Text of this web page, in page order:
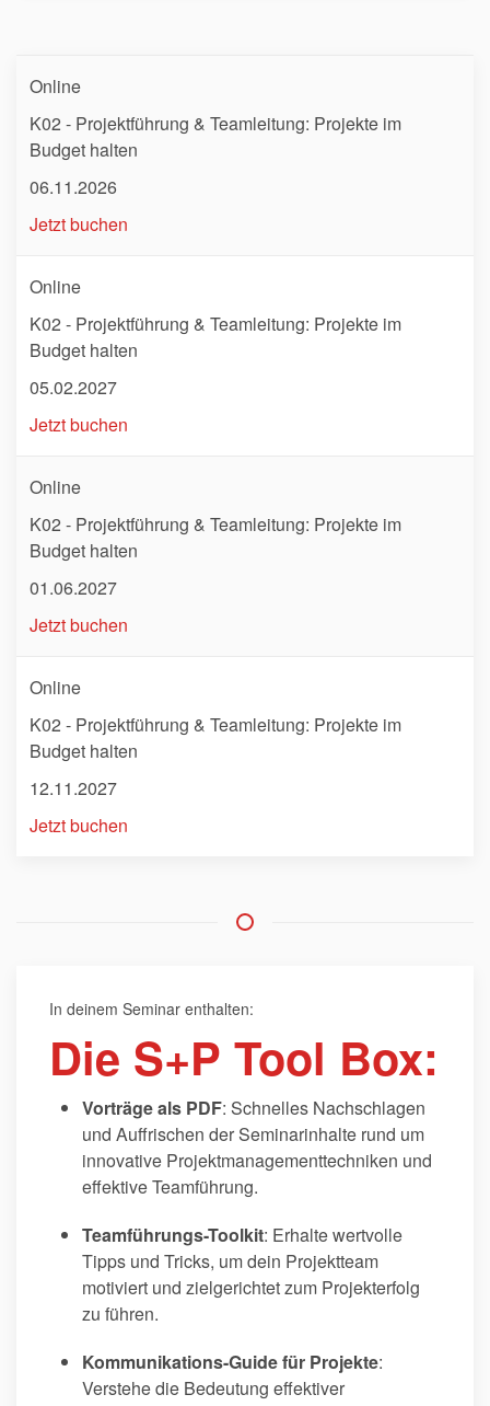
Online
K02 - Projektführung & Teamleitung: Projekte im
Budget halten
06.11.2026
Jetzt buchen
Online
K02 - Projektführung & Teamleitung: Projekte im
Budget halten
05.02.2027
Jetzt buchen
Online
K02 - Projektführung & Teamleitung: Projekte im
Budget halten
01.06.2027
Jetzt buchen
Online
K02 - Projektführung & Teamleitung: Projekte im
Budget halten
12.11.2027
Jetzt buchen
In deinem Seminar enthalten:
Die S+P Tool Box:
Vorträge als PDF: Schnelles Nachschlagen
und Auffrischen der Seminarinhalte rund um
innovative Projektmanagementtechniken und
effektive Teamführung.
Teamführungs-Toolkit: Erhalte wertvolle
Tipps und Tricks, um dein Projektteam
motiviert und zielgerichtet zum Projekterfolg
zu führen.
Kommunikations-Guide für Projekte:
Verstehe die Bedeutung effektiver